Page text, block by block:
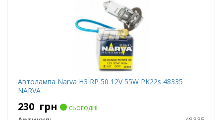
Автолампа Narva H3 RP 50 12V 55W PK22s 48335
NARVA
230 грн
сьогодні